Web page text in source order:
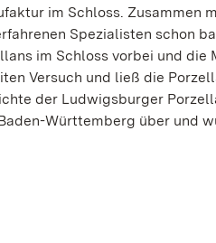
im Schloss. Zusammen
Spezialisten schon
im Schloss vorbei und die
Versuch und ließ die
der Ludwigsburger
Württemberg über und